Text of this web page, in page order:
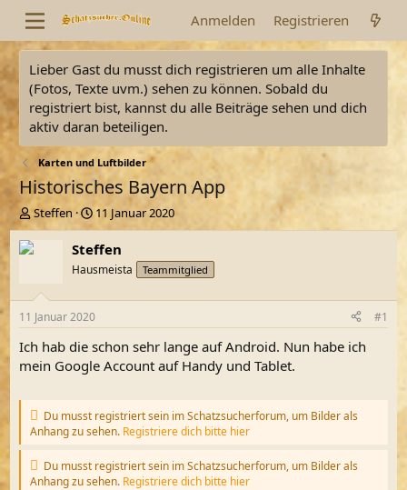
Anmelden Registrieren
Lieber Gast du musst dich registrieren um alle Inhalte
(Fotos, Texte uvm.) sehen zu können. Sobald du
registriert bist, kannst du alle Beiträge sehen und dich
aktiv daran beteiligen.
Karten und Luftbilder
Historisches Bayern App
E
r
s
l
e
r
Steffen
E
r
s
e
t
a
11 Januar 2020
Steffen
Hausmeista Teammitglied
11 Januar 2020 #1
Ich hab die schon sehr lange auf Android. Nun habe ich
mein Google Account auf Handy und Tablet.
Du musst registriert sein im Schatzsucherforum, um Bilder als
Anhang zu sehen. Registriere dich bitte hier
Du musst registriert sein im Schatzsucherforum, um Bilder als
Anhang zu sehen. Registriere dich bitte hier